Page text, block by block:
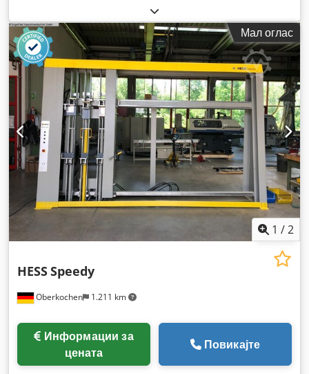
Мал оглас
1 /2
Oberkochen 1.211 km
HESSSpeedy
цената
Повикајте